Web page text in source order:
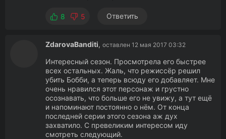
8 5 Ответить
ZdarovaBanditi, оставлен 12 мая 2017 03:32
Интересный сезон. Просмотрела его быстрее
всех остальных. Жаль, что режиссёр решил
убить Бобби, а теперь всюду его добавляет. Мне
очень нравился этот персонаж и грустно
осознавать, что больше его не увижу, а тут ещё
и напоминают постоянно о нём. От конца
последней серии этого сезона аж дух
захватило. С превеликим интересом иду
смотреть следующий.